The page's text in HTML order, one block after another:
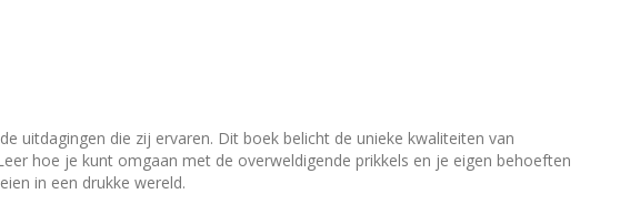
uitdagingen die zij ervaren. Dit boek belicht de unieke kwaliteiten van
hoe je kunt omgaan met de overweldigende prikkels en je eigen behoeften
in een drukke wereld.